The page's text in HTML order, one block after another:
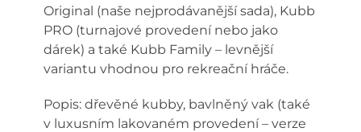
Original (naše nejprodávanější sada), Kubb
PRO (turnajové provedení nebo jako
dárek) a také Kubb Family – levnější
variantu vhodnou pro rekreační hráče.
Popis: dřevěné kubby, bavlněný vak (také
v luxusním lakovaném provedení – verze